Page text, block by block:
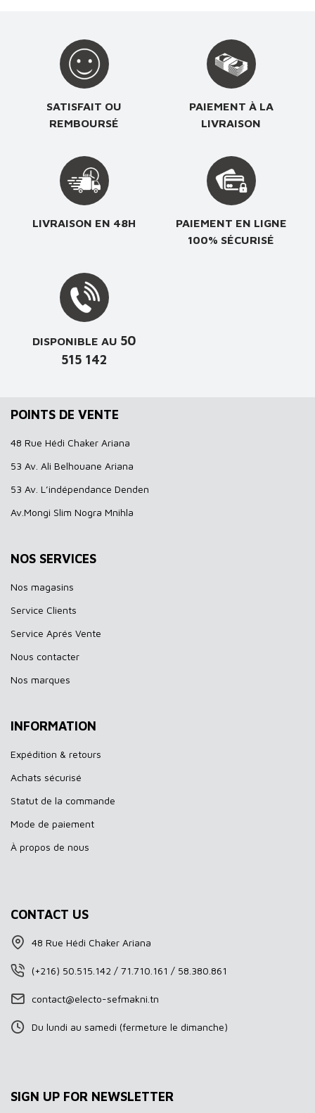
SATISFAIT OU
REMBOURSÉ
PAIEMENT À LA
LIVRAISON
LIVRAISON EN 48H
PAIEMENT EN LIGNE
100% SÉCURISÉ
DISPONIBLE AU 50
515 142
POINTS DE VENTE
48 Rue Hédi Chaker Ariana
53 Av. Ali Belhouane Ariana
53 Av. L’indépendance Denden
Av.Mongi Slim Nogra Mnihla
NOS SERVICES
Nos magasins
Service Clients
Service Aprés Vente
Nous contacter
Nos marques
INFORMATION
Expédition & retours
Achats sécurisé
Statut de la commande
Mode de paiement
À propos de nous
CONTACT US
48 Rue Hédi Chaker Ariana
(+216) 50.515.142 / 71.710.161 / 58.380.861
contact@electo-sefmakni.tn
Du lundi au samedi (fermeture le dimanche)
SIGN UP FOR NEWSLETTER